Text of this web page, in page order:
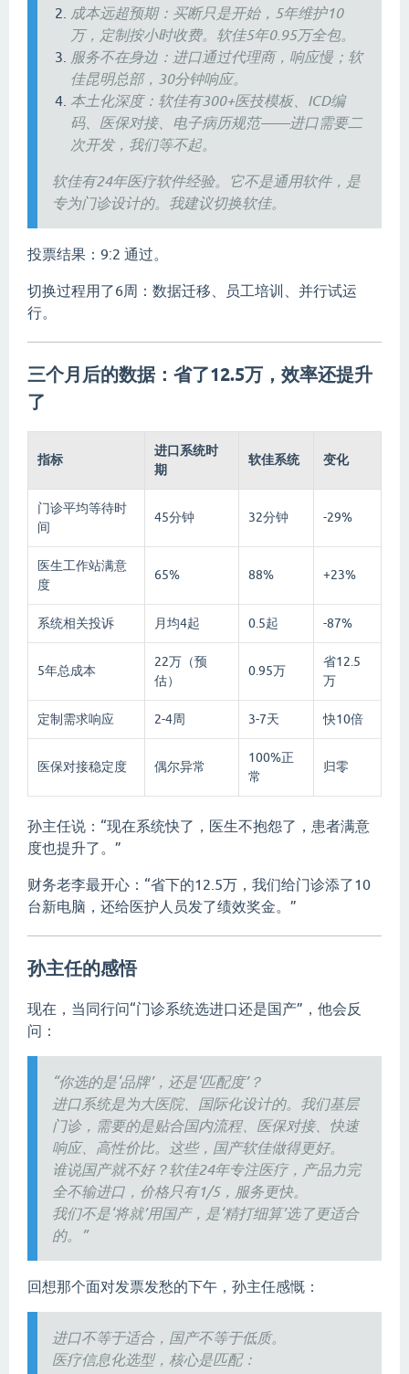
成本远超预期：买断只是开始，5年维护10
万，定制按小时收费。软佳5年0.95万全包。
服务不在身边：进口通过代理商，响应慢；软
佳昆明总部，30分钟响应。
本土化深度：软佳有300+医技模板、ICD编
码、医保对接、电子病历规范——进口需要二
次开发，我们等不起。
软佳有24年医疗软件经验。它不是通用软件，是
专为门诊设计的。我建议切换软佳。
投票结果：9:2 通过。
切换过程用了6周：数据迁移、员工培训、并行试运
行。
三个月后的数据：省了12.5万，效率还提升
了
指标
进口系统时
期
软佳系统 变化
门诊平均等待时
间
45分钟 32分钟 -29%
医生工作站满意
度
65% 88% +23%
系统相关投诉 月均4起 0.5起 -87%
5年总成本
22万（预
估）
0.95万
省12.5
万
定制需求响应 2-4周 3-7天 快10倍
医保对接稳定度 偶尔异常
100%正
常
归零
孙主任说：“现在系统快了，医生不抱怨了，患者满意
度也提升了。”
财务老李最开心：“省下的12.5万，我们给门诊添了10
台新电脑，还给医护人员发了绩效奖金。”
孙主任的感悟
现在，当同行问“门诊系统选进口还是国产”，他会反
问：
“你选的是‘品牌’，还是‘匹配度’？
进口系统是为大医院、国际化设计的。我们基层
门诊，需要的是贴合国内流程、医保对接、快速
响应、高性价比。这些，国产软佳做得更好。
谁说国产就不好？软佳24年专注医疗，产品力完
全不输进口，价格只有1/5，服务更快。
我们不是‘将就’用国产，是‘精打细算’选了更适合
的。”
回想那个面对发票发愁的下午，孙主任感慨：
进口不等于适合，国产不等于低质。
医疗信息化选型，核心是匹配：